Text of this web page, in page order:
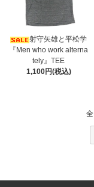
射守矢雄と平松学
『Men who work alterna
tely』TEE
1,100円(税込)
全